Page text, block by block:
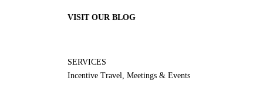
VISIT OUR BLOG
SERVICES
Incentive Travel, Meetings & Events